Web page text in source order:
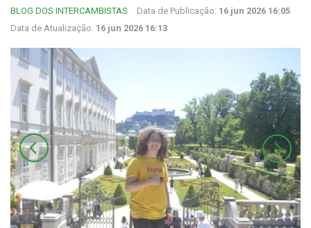
BLOG DOS INTERCAMBISTAS Data de Publicação: 16 jun 2026 16:05
Data de Atualização: 16 jun 2026 16:13